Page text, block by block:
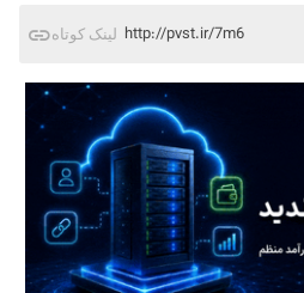
لینک کوتاه http://pvst.ir/7m6